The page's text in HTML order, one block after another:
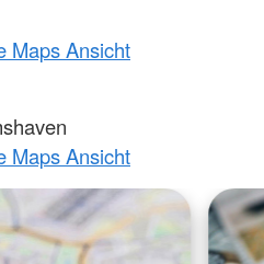
Maps Ansicht
Maps Ansicht